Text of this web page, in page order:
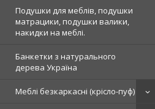
Подушки для меблів, подушки
матрацики, подушки валики,
накидки на меблі.
Банкетки з натурального
дерева Україна
Меблі безкаркасні (крісло-пуф)